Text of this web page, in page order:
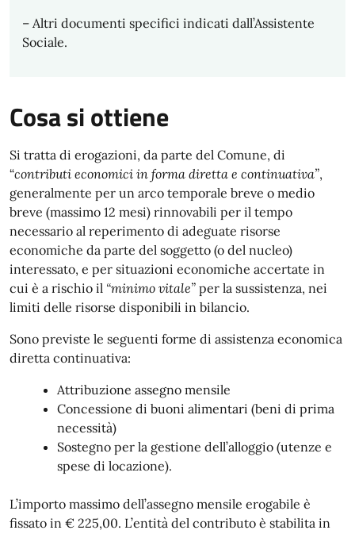
– Altri documenti specifici indicati dall’Assistente
Sociale.
Cosa si ottiene
Si tratta di erogazioni, da parte del Comune, di
“contributi economici in forma diretta e continuativa”,
generalmente per un arco temporale breve o medio
breve (massimo 12 mesi) rinnovabili per il tempo
necessario al reperimento di adeguate risorse
economiche da parte del soggetto (o del nucleo)
interessato, e per situazioni economiche accertate in
cui è a rischio il “minimo vitale” per la sussistenza, nei
limiti delle risorse disponibili in bilancio.
Sono previste le seguenti forme di assistenza economica
diretta continuativa:
Attribuzione assegno mensile
Concessione di buoni alimentari (beni di prima
necessità)
Sostegno per la gestione dell’alloggio (utenze e
spese di locazione).
L’importo massimo dell’assegno mensile erogabile è
fissato in € 225,00. L’entità del contributo è stabilita in